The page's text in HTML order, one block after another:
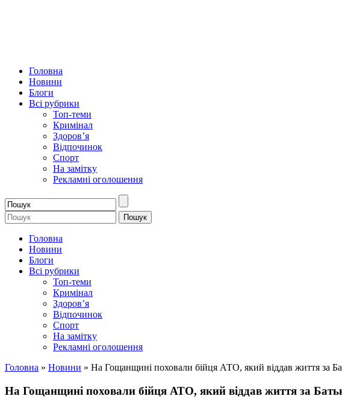
Головна
Новини
Блоги
Всі рубрики
Топ-теми
Кримінал
Здоров’я
Відпочинок
Спорт
На замітку
Рекламні оголошення
Головна
Новини
Блоги
Всі рубрики
Топ-теми
Кримінал
Здоров’я
Відпочинок
Спорт
На замітку
Рекламні оголошення
Головна » Новини » На Гощанщині поховали бійця АТО, який віддав життя за
На Гощанщині поховали бійця АТО, який віддав життя за